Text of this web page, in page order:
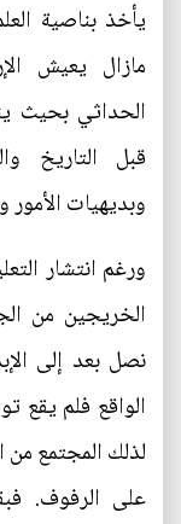
يأخذ بناصية
مازال يعيش
الحداثي بحيث
قبل التاريخ
وبديهيات
ورغم انتشار
الخريجين من
نصل بعد إلى
الواقع فلم يقع
لذلك المجتمع من
على الرفوف.